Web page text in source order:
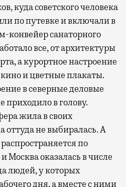
куда советского человека
по путевке и включали в
санаторного
все, от архитектуры
а курортное настроение
и цветные плакаты.
в северные деловые
в голову.
жила в своих
оттуда не выбиралась. А
по
оказалась в числе
людей, у которых
дня, а вместе с ними